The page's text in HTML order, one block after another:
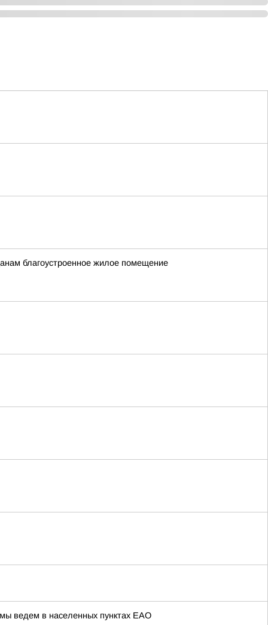
благоустроенное жилое помещение
ведем в населенных пунктах ЕАО